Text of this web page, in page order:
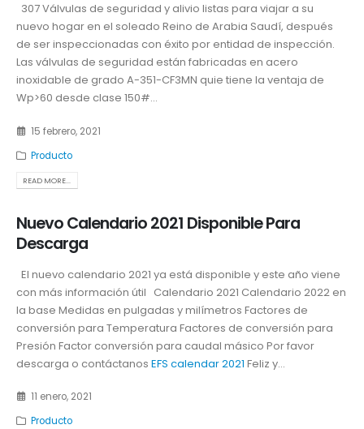
307 Válvulas de seguridad y alivio listas para viajar a su
nuevo hogar en el soleado Reino de Arabia Saudí, después
de ser inspeccionadas con éxito por entidad de inspección.
Las válvulas de seguridad están fabricadas en acero
inoxidable de grado A-351-CF3MN quie tiene la ventaja de
Wp>60 desde clase 150#...
15 febrero, 2021
Producto
READ MORE...
Nuevo Calendario 2021 Disponible Para
Descarga
El nuevo calendario 2021 ya está disponible y este año viene
con más información útil Calendario 2021 Calendario 2022 en
la base Medidas en pulgadas y milímetros Factores de
conversión para Temperatura Factores de conversión para
Presión Factor conversión para caudal másico Por favor
descarga o contáctanos EFS calendar 2021 Feliz y...
11 enero, 2021
Producto